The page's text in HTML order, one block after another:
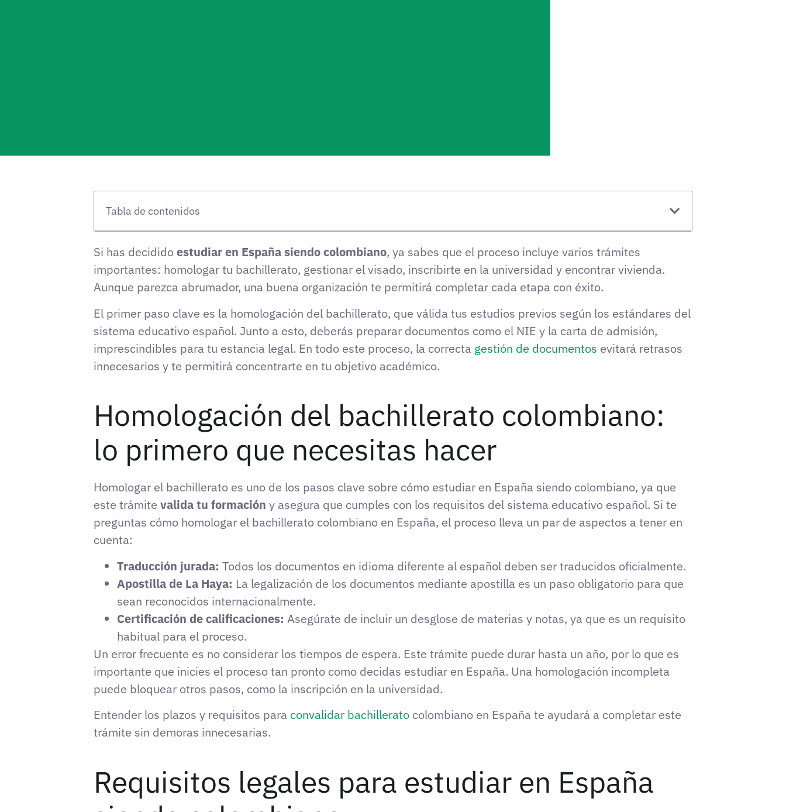
Tabla de contenidos
Si has decididoestudiar en España siendo colombiano, ya sabes que el proceso incluye varios trámites
importantes: homologar tu bachillerato, gestionar el visado, inscribirte en la universidad y encontrar vivienda.
Aunque parezca abrumador, una buena organización te permitirá completar cada etapa con éxito.
El primer paso clave es la homologación del bachillerato, que válida tus estudios previos según los estándares del
sistema educativo español. Junto a esto, deberás preparar documentos como el NIE y la carta de admisión,
imprescindibles para tu estancia legal. En todo este proceso, la correcta gestión de documentos evitará retrasos
innecesarios y te permitirá concentrarte en tu objetivo académico.
Homologación del bachillerato colombiano:
lo primero que necesitas hacer
Homologar el bachillerato es uno de los pasos clave sobre cómo estudiar en España siendo colombiano, ya que
este trámite valida tu formación y asegura que cumples con los requisitos del sistema educativo español. Si te
preguntas cómo homologar el bachillerato colombiano en España, el proceso lleva un par de aspectos a tener en
cuenta:
Traducción jurada: Todos los documentos en idioma diferente al español deben ser traducidos oficialmente.
Apostilla de La Haya: La legalización de los documentos mediante apostilla es un paso obligatorio para que
sean reconocidos internacionalmente.
Certificación de calificaciones: Asegúrate de incluir un desglose de materias y notas, ya que es un requisito
habitual para el proceso.
Un error frecuente es no considerar los tiempos de espera. Este trámite puede durar hasta un año, por lo que es
importante que inicies el proceso tan pronto como decidas estudiar en España. Una homologación incompleta
puede bloquear otros pasos, como la inscripción en la universidad.
Entender los plazos y requisitos para convalidar bachillerato colombiano en España te ayudará a completar este
trámite sin demoras innecesarias.
Requisitos legales para estudiar en España